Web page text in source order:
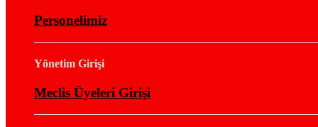
Personelimiz
Yönetim Girişi
Meclis Üyeleri Girişi